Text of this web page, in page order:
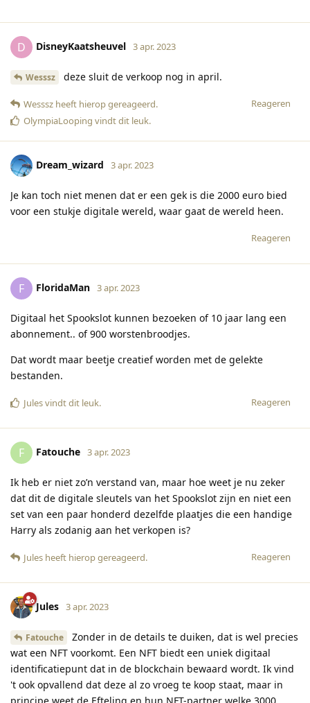
D DisneyKaatsheuvel 3 apr. 2023
Wesssz deze sluit de verkoop nog in april.
Reageren
Wesssz heeft hierop gereageerd.
OlympiaLooping vindt dit leuk.
Dream_wizard 3 apr. 2023
Je kan toch niet menen dat er een gek is die 2000 euro bied
voor een stukje digitale wereld, waar gaat de wereld heen.
Reageren
F FloridaMan 3 apr. 2023
Digitaal het Spookslot kunnen bezoeken of 10 jaar lang een
abonnement.. of 900 worstenbroodjes.
Dat wordt maar beetje creatief worden met de gelekte
bestanden.
Reageren
Julesvindt dit leuk.
F Fatouche 3 apr. 2023
Ik heb er niet zo’n verstand van, maar hoe weet je nu zeker
dat dit de digitale sleutels van het Spookslot zijn en niet een
set van een paar honderd dezelfde plaatjes die een handige
Harry als zodanig aan het verkopen is?
Reageren
Jules heeft hierop gereageerd.
Jules 3 apr. 2023
Fatouche
Zonder in de details te duiken, dat is wel precies
wat een NFT voorkomt. Een NFT biedt een uniek digitaal
identificatiepunt dat in de blockchain bewaard wordt. Ik vind
't ook opvallend dat deze al zo vroeg te koop staat, maar in